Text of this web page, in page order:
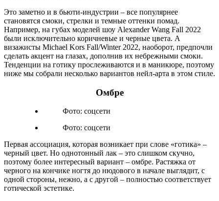
Это заметно и в бьюти-индустрии – все популярнее
становятся смоки, стрелки и темные оттенки помад.
Например, на губах моделей шоу Alexander Wang Fall 2022
были исключительно коричневые и черные цвета. А
визажисты Michael Kors Fall/Winter 2022, наоборот, предпочли
сделать акцент на глазах, дополнив их небрежными смоки.
Тенденции на готику прослеживаются и в маникюре, поэтому
ниже мы собрали несколько вариантов нейл-арта в этом стиле.
Омбре
Фото: соцсети
Фото: соцсети
Первая ассоциация, которая возникает при слове «готика» –
черный цвет. Но однотонный лак – это слишком скучно,
поэтому более интересный вариант – омбре. Растяжка от
черного на кончике ногтя до нюдового в начале выглядит, с
одной стороны, нежно, а с другой – полностью соответствует
готической эстетике.